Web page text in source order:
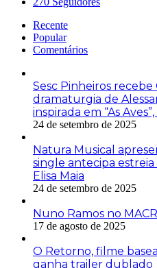
Recente
Popular
Comentários
Sesc Pinheiros recebe
dramaturgia de
inspirada em “As
24 de setembro de 2025
Natura Musical
single antecipa
Elisa Maia
24 de setembro de 2025
Nuno Ramos no
17 de agosto de 2025
O Retorno, filme
ganha trailer dublado